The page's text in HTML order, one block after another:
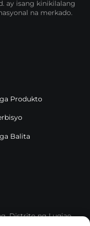
ay isang kinikilalang
na merkado.
Produkto
Balita
Distrito ng Luqiao,